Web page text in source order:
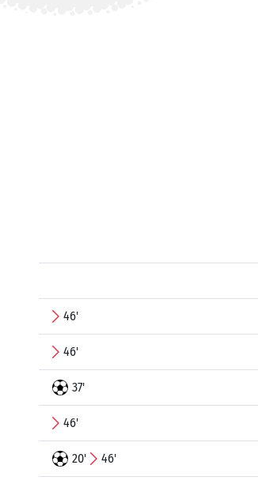
46'
46'
37'
46'
20' 46'